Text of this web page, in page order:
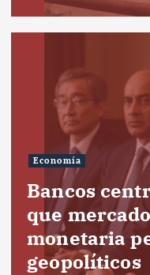
Economía
Bancos
que
monetaria
geopolíticos